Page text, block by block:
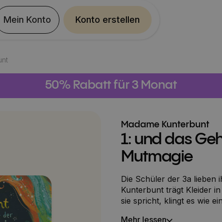
Mein Konto Konto erstellen
50% Rabatt für 3 Monat
Madame Kunterbunt
1: und das
Mutmagie
Die Schüler der 3a lieben
Kunterbunt trägt Kleider
sie spricht, klingt es wie
Mehr lessen